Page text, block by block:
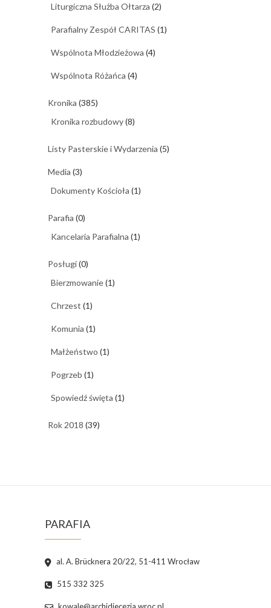
Liturgiczna Służba Ołtarza (2)
Parafialny Zespół CARITAS (1)
Wspólnota Młodzieżowa (4)
Wspólnota Różańca (4)
Kronika (385)
Kronika rozbudowy(8)
Listy Pasterskie i Wydarzenia (5)
Media (3)
Dokumenty Kościoła (1)
Parafia (0)
Kancelaria Parafialna (1)
Posługi(0)
Bierzmowanie(1)
Chrzest (1)
Komunia (1)
Małżeństwo (1)
Pogrzeb (1)
Spowiedź święta (1)
Rok 2018 (39)
PARAFIA
al. A. Brücknera 20/22, 51-411 Wrocław
515 332 325